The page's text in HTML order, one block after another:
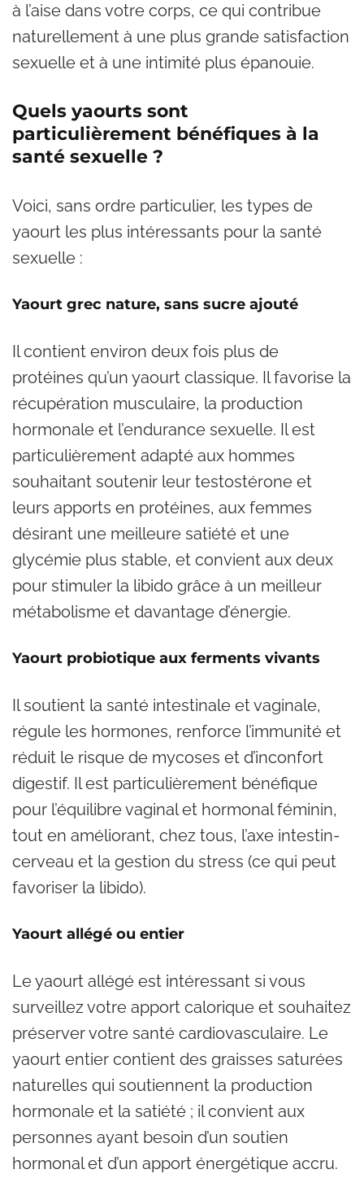
à l’aise dans votre corps, ce qui contribue
naturellement à une plus grande satisfaction
sexuelle et à une intimité plus épanouie.
Quels yaourts sont
particulièrement bénéfiques à la
santé sexuelle ?
Voici, sans ordre particulier, les types de
yaourt les plus intéressants pour la santé
sexuelle :
Yaourt grec nature, sans sucre ajouté
Il contient environ deux fois plus de
protéines qu’un yaourt classique. Il favorise la
récupération musculaire, la production
hormonale et l’endurance sexuelle. Il est
particulièrement adapté aux hommes
souhaitant soutenir leur testostérone et
leurs apports en protéines, aux femmes
désirant une meilleure satiété et une
glycémie plus stable, et convient aux deux
pour stimuler la libido grâce à un meilleur
métabolisme et davantage d’énergie.
Yaourt probiotique aux ferments vivants
Il soutient la santé intestinale et vaginale,
régule les hormones, renforce l’immunité et
réduit le risque de mycoses et d’inconfort
digestif. Il est particulièrement bénéfique
pour l’équilibre vaginal et hormonal féminin,
tout en améliorant, chez tous, l’axe intestin-
cerveau et la gestion du stress (ce qui peut
favoriser la libido).
Yaourt allégé ou entier
Le yaourt allégé est intéressant si vous
surveillez votre apport calorique et souhaitez
préserver votre santé cardiovasculaire. Le
yaourt entier contient des graisses saturées
naturelles qui soutiennent la production
hormonale et la satiété ; il convient aux
personnes ayant besoin d’un soutien
hormonal et d’un apport énergétique accru.